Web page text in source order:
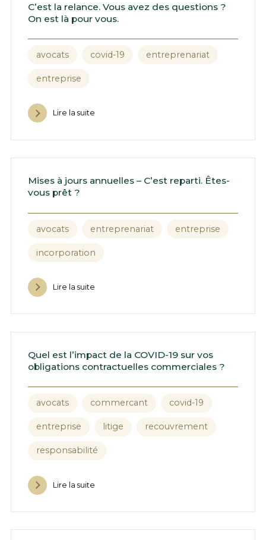
C’est la relance. Vous avez des questions ?
On est là pour vous.
avocats covid-19 entreprenariat
entreprise
Lire la suite
Mises à jours annuelles – C’est reparti. Êtes-
vous prêt ?
avocats entreprenariat entreprise
incorporation
Lire la suite
Quel est l’impact de la COVID-19 sur vos
obligations contractuelles commerciales ?
avocats commercant covid-19
entreprise litige recouvrement
responsabilité
Lire la suite